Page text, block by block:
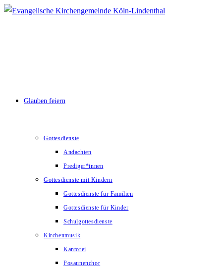
Zum
Glauben feiern
Gottesdienste
Andachten
Prediger*innen
Gottesdienste mit Kindern
Gottesdienste für Familien
Gottesdienste für Kinder
Schulgottesdienste
Kirchenmusik
Kantorei
Posaunenchor